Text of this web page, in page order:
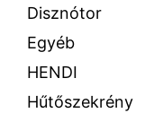
Disznótor
Egyéb
HENDI
Hűtőszekrény